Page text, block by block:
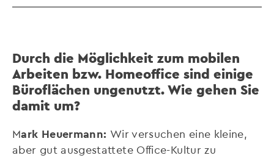
Durch die Möglichkeit zum mobilen
Arbeiten bzw. Homeoffice sind einige
Büroflächen ungenutzt. Wie gehen Sie
damit um?
Mark Heuermann: Wir versuchen eine kleine,
aber gut ausgestattete Office-Kultur zu